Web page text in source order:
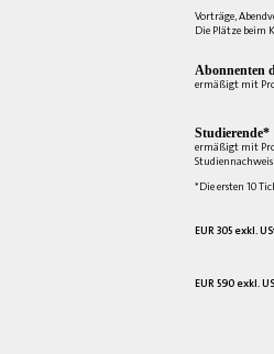
Vorträge,
Die Plätze beim
Abonnenten
ermäßigt mit
Studierende*
ermäßigt mit
*Die ersten 10
EUR 305 exkl.
EUR 590 exkl.